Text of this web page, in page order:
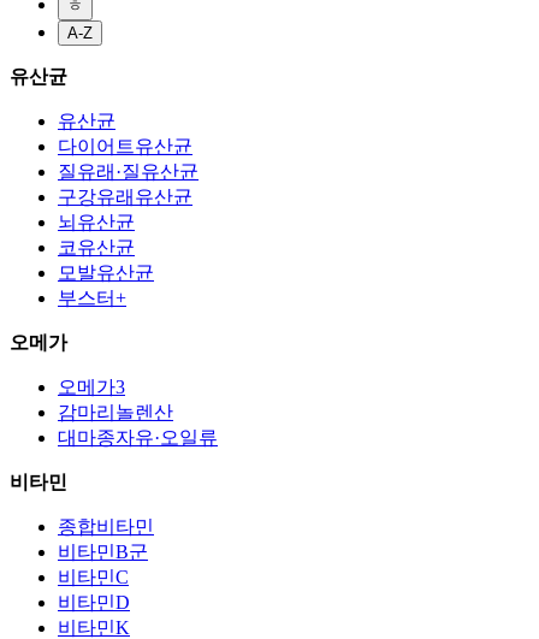
ㅎ
A-Z
유산균
유산균
다이어트유산균
질유래·질유산균
구강유래유산균
뇌유산균
코유산균
모발유산균
부스터+
오메가
오메가3
감마리놀렌산
대마종자유·오일류
비타민
종합비타민
비타민B군
비타민C
비타민D
비타민K